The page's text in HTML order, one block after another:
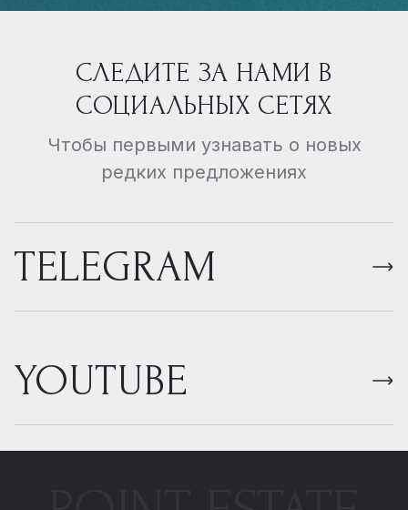
СЛЕДИТЕ ЗА НАМИ В
СОЦИАЛЬНЫХ СЕТЯХ
Чтобы первыми узнавать о новых
редких предложениях
TELEGRAM
YOUTUBE